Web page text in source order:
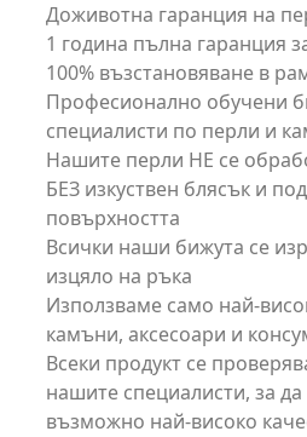
Доживотна гаранция на
1 година пълна гаранция
100% възстановяване в
Професионално обучени
специалисти по перли и
Нашите перли НЕ се
БЕЗ изкуствен блясък и
повърхността
Всички наши бижута се
изцяло на ръка
Използваме само най-
камъни, аксесоари и
Всеки продукт се
нашите специалисти, за да
възможно най-високо